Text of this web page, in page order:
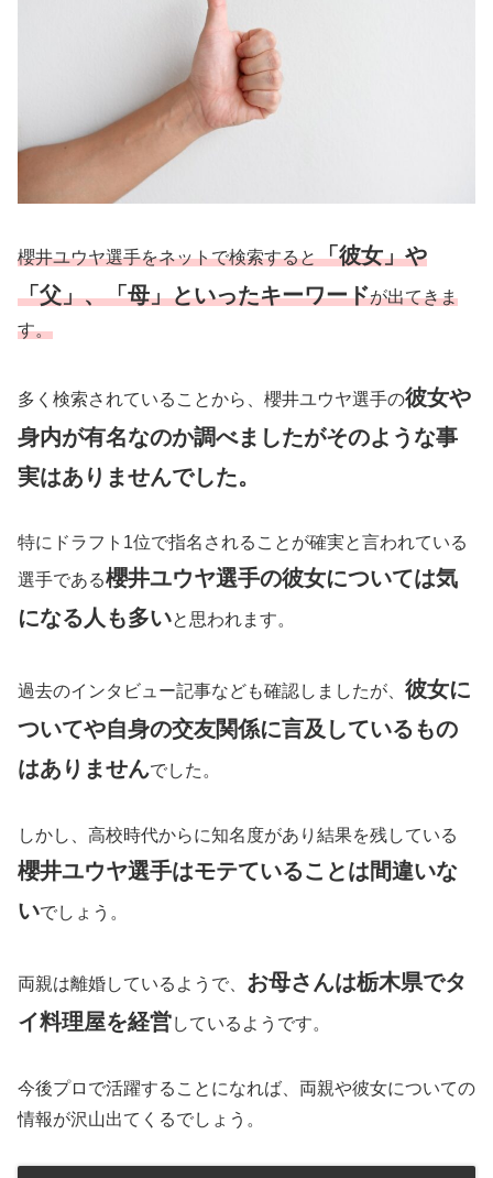
櫻井ユウヤ選手をネットで検索すると「彼女」や
「父」、「母」といったキーワードが出てきま
す。
多く検索されていることから、櫻井ユウヤ選手の彼女や
身内が有名なのか調べましたがそのような事
実はありませんでした。
特にドラフト1位で指名されることが確実と言われている
選手である櫻井ユウヤ選手の彼女については気
になる人も多いと思われます。
過去のインタビュー記事なども確認しましたが、 彼女に
ついてや自身の交友関係に言及しているもの
はありませんでした。
しかし、高校時代からに知名度があり結果を残している
櫻井ユウヤ選手はモテていることは間違いな
いでしょう。
両親は離婚しているようで、 お母さんは栃木県でタ
イ料理屋を経営しているようです。
今後プロで活躍することになれば、両親や彼女についての
情報が沢山出てくるでしょう。